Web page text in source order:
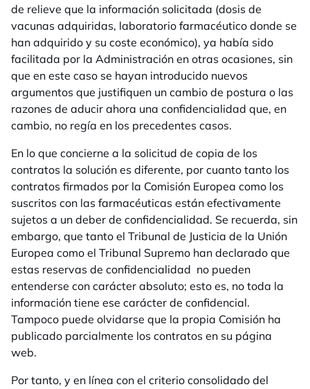
de relieve que la información solicitada (dosis de
vacunas adquiridas, laboratorio farmacéutico donde se
han adquirido y su coste económico), ya había sido
facilitada por la Administración en otras ocasiones, sin
que en este caso se hayan introducido nuevos
argumentos que justifiquen un cambio de postura o las
razones de aducir ahora una confidencialidad que, en
cambio, no regía en los precedentes casos.
En lo que concierne a la solicitud de copia de los
contratos la solución es diferente, por cuanto tanto los
contratos firmados por la Comisión Europea como los
suscritos con las farmacéuticas están efectivamente
sujetos a un deber de confidencialidad. Se recuerda, sin
embargo, que tanto el Tribunal de Justicia de la Unión
Europea como el Tribunal Supremo han declarado que
estas reservas de confidencialidad no pueden
entenderse con carácter absoluto; esto es, no toda la
información tiene ese carácter de confidencial.
Tampoco puede olvidarse que la propia Comisión ha
publicado parcialmente los contratos en su página
web.
Por tanto, y en línea con el criterio consolidado del